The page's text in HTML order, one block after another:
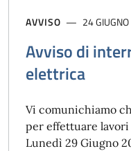
AVVISO 24
Avviso di
elettrica
Vi comunichiamo
per effettuare
Lunedì 29 Giugno